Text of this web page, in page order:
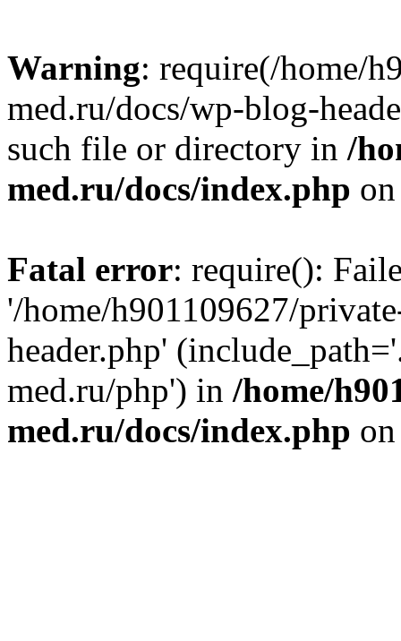
Warning: require(/home/
med.ru/docs/wp-blog-
such file or directory in /
med.ru/docs/index.php
Fatal error: require():
'/home/h901109627/
header.php'
med.ru/php') in /home/
med.ru/docs/index.php